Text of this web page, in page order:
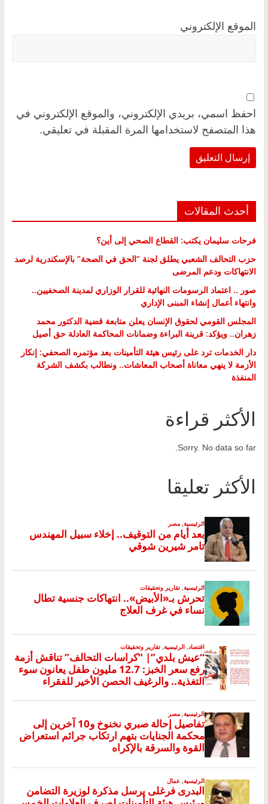
الموقع الإلكتروني
احفظ اسمي، بريدي الإلكتروني، والموقع الإلكتروني في
هذا المتصفح لاستخدامها المرة المقبلة في تعليقي.
أحدث المقالات
فرحات سليمان يكتب: القطاع الصحي إلى أين؟
حزب التحالف الشعبي يطلق لجنة “الحق في الصحة” بالإسكندرية لرصد
الانتهاكات ودعم المرضى
صور .. اعتماد الرسومات النهائية للقرار الوزاري لمدينة الصحفيين..
وانتهاء أعمال إنشاء المبنى الإداري
المجلس القومي لحقوق الإنسان يعلن متابعة قضية الدكتور محمد
زهران.. ويؤكد: قرينة البراءة وضمانات المحاكمة العادلة حق أصيل
دار الخدمات ترد على رئيس هيئة التأمينات بعد مؤتمره الصحفي: إنكار
الأزمة لا ينهي معاناة أصحاب المعاشات.. ونطالب بكشف الشركة
المنفذة
الأكثر قراءة
Sorry. No data so far.
الأكثر تعليقا